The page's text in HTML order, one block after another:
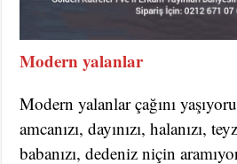
Modern yalanlar
Modern yalanlar çağını
amcanızı, dayınızı, halanızı,
babanızı, dedeniz niçin